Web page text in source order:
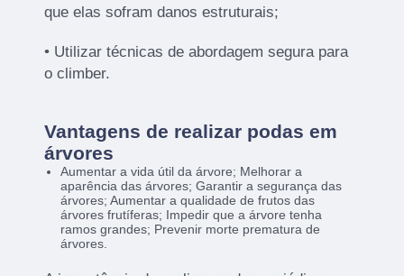
que elas sofram danos estruturais;
• Utilizar técnicas de abordagem segura para
o climber.
Vantagens de realizar podas em
árvores
Aumentar a vida útil da árvore; Melhorar a
aparência das árvores; Garantir a segurança das
árvores; Aumentar a qualidade de frutos das
árvores frutíferas; Impedir que a árvore tenha
ramos grandes; Prevenir morte prematura de
árvores.